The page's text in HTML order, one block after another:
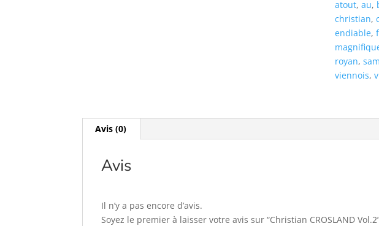
atout,au,
christian,
endiable,
royan,
viennois,
Avis (0)
Avis
Il n’y a pas encore d’avis.
Soyez le premier à laisser votre avis sur “Christian CROSLAND